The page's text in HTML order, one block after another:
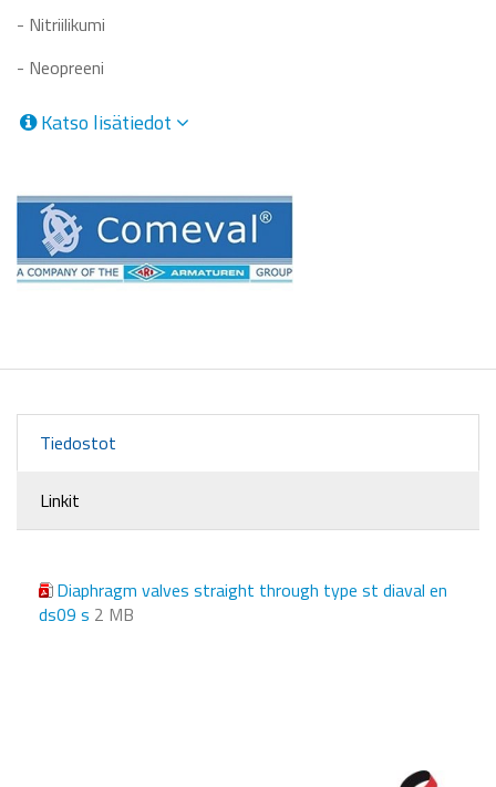
- Nitriilikumi
- Neopreeni
Katso lisätiedot
Tiedostot
Linkit
Diaphragm valves straight through type st diaval en
ds09 s 2 MB